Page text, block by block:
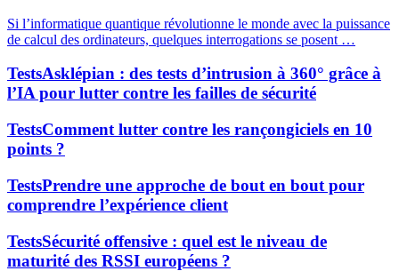
Si l’informatique quantique révolutionne le monde avec la puissance
de calcul des ordinateurs, quelques interrogations se posent …
TestsAsklépian : des tests d’intrusion à 360° grâce à
l’IA pour lutter contre les failles de sécurité
TestsComment lutter contre les rançongiciels en 10
points ?
TestsPrendre une approche de bout en bout pour
comprendre l’expérience client
TestsSécurité offensive : quel est le niveau de
maturité des RSSI européens ?